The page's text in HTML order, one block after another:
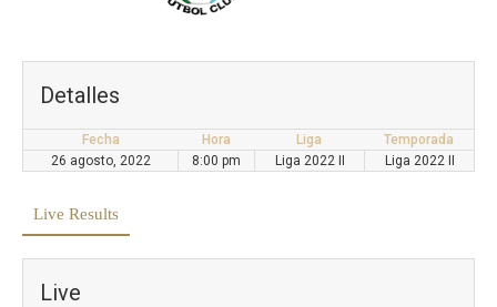
Detalles
Fecha Hora Liga
Temporada
26 agosto, 2022
8:00 pm Liga 2022 II Liga 2022 II
Live Results
Live